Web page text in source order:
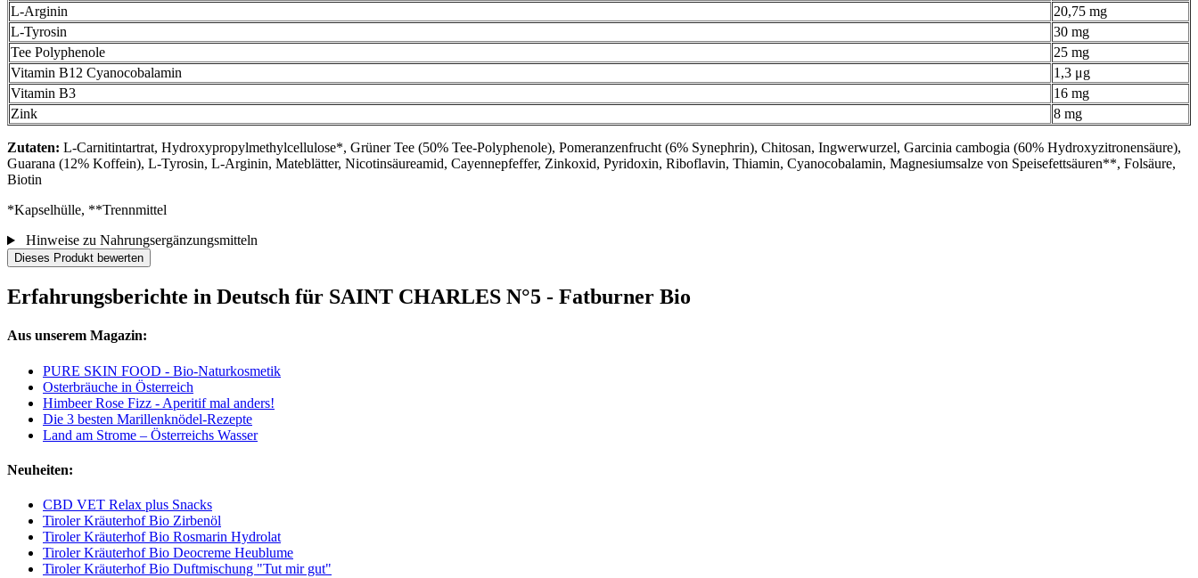
L-Arginin
20,75 mg
L-Tyrosin
30 mg
Tee Polyphenole
25 mg
Vitamin B12 Cyanocobalamin
1,3 μg
Vitamin B3
16 mg
Zink
8 mg
Zutaten: L-Carnitintartrat, Hydroxypropylmethylcellulose*, Grüner Tee (50% Tee-Polyphenole), Pomeranzenfrucht (6% Synephrin), Chitosan, Ingwerwurzel, Garcinia cambogia (60% Hydroxyzitronensäure),
Guarana (12% Koffein), L-Tyrosin, L-Arginin, Mateblätter, Nicotinsäureamid, Cayennepfeffer, Zinkoxid, Pyridoxin, Riboflavin, Thiamin, Cyanocobalamin, Magnesiumsalze von Speisefettsäuren**, Folsäure,
Biotin
*Kapselhülle, **Trennmittel
Hinweise zu Nahrungsergänzungsmitteln
Dieses Produkt bewerten
Erfahrungsberichte in Deutsch für SAINT CHARLES N°5 - Fatburner Bio
Aus unserem Magazin:
PURE SKIN FOOD - Bio-Naturkosmetik
Osterbräuche in Österreich
Himbeer Rose Fizz - Aperitif mal anders!
Die 3 besten Marillenknödel-Rezepte
Land am Strome – Österreichs Wasser
Neuheiten:
CBD VET Relax plus Snacks
Tiroler Kräuterhof Bio Zirbenöl
Tiroler Kräuterhof Bio Rosmarin Hydrolat
Tiroler Kräuterhof Bio Deocreme Heublume
Tiroler Kräuterhof Bio Duftmischung "Tut mir gut"